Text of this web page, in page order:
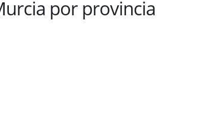
por provincia